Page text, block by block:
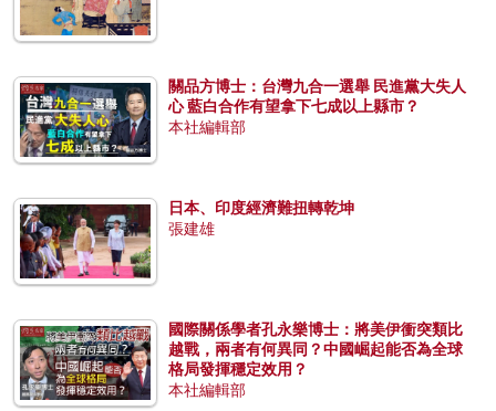
關品方博士：台灣九合一選舉 民進黨大失人
心 藍白合作有望拿下七成以上縣市？
本社編輯部
日本、印度經濟難扭轉乾坤
張建雄
國際關係學者孔永樂博士：將美伊衝突類比
越戰，兩者有何異同？中國崛起能否為全球
格局發揮穩定效用？
本社編輯部